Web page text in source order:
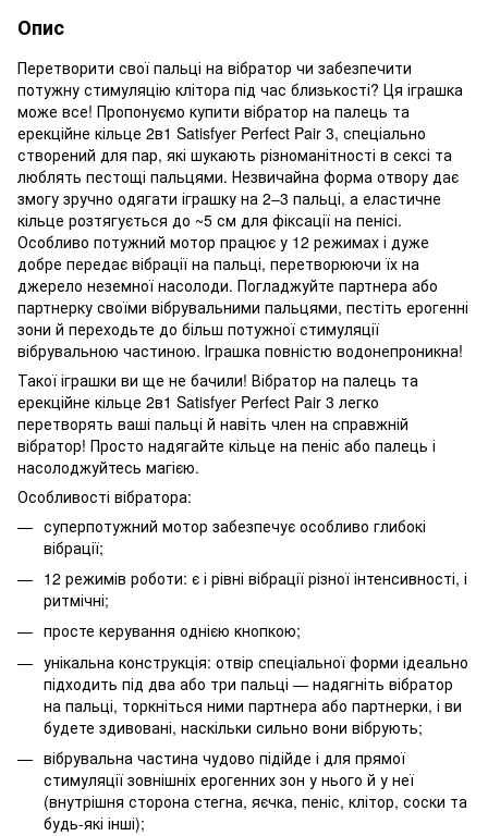
Опис
Перетворити свої пальці на вібратор чи забезпечити
потужну стимуляцію клітора під час близькості? Ця іграшка
може все! Пропонуємо купити вібратор на палець та
ерекційне кільце 2в1 Satisfyer Perfect Pair 3, спеціально
створений для пар, які шукають різноманітності в сексі та
люблять пестощі пальцями. Незвичайна форма отвору дає
змогу зручно одягати іграшку на 2–3 пальці, а еластичне
кільце розтягується до ~5 см для фіксації на пенісі.
Особливо потужний мотор працює у 12 режимах і дуже
добре передає вібрації на пальці, перетворюючи їх на
джерело неземної насолоди. Погладжуйте партнера або
партнерку своїми вібрувальними пальцями, пестіть ерогенні
зони й переходьте до більш потужної стимуляції
вібрувальною частиною. Іграшка повністю водонепроникна!
Такої іграшки ви ще не бачили! Вібратор на палець та
ерекційне кільце 2в1 Satisfyer Perfect Pair 3 легко
перетворять ваші пальці й навіть член на справжній
вібратор! Просто надягайте кільце на пеніс або палець і
насолоджуйтесь магією.
Особливості вібратора:
суперпотужний мотор забезпечує особливо глибокі
вібрації;
12 режимів роботи: є і рівні вібрації різної інтенсивності, і
ритмічні;
просте керування однією кнопкою;
унікальна конструкція: отвір спеціальної форми ідеально
підходить під два або три пальці — надягніть вібратор
на пальці, торкніться ними партнера або партнерки, і ви
будете здивовані, наскільки сильно вони вібрують;
вібрувальна частина чудово підійде і для прямої
стимуляції зовнішніх ерогенних зон у нього й у неї
(внутрішня сторона стегна, яєчка, пеніс, клітор, соски та
будь-які інші);